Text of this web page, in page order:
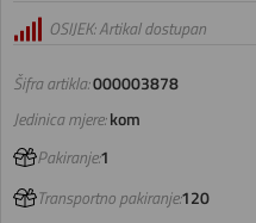
Šifra artikla:000003878
OSIJEK: Artikal dostupan
Jedinica mjere:kom
Pakiranje:1
Transportno pakiranje:120